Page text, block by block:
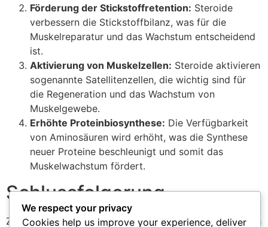
Förderung der Stickstoffretention: Steroide
verbessern die Stickstoffbilanz, was für die
Muskelreparatur und das Wachstum entscheidend
ist.
Aktivierung von Muskelzellen: Steroide aktivieren
sogenannte Satellitenzellen, die wichtig sind für
die Regeneration und das Wachstum von
Muskelgewebe.
Erhöhte Proteinbiosynthese: Die Verfügbarkeit
von Aminosäuren wird erhöht, was die Synthese
neuer Proteine beschleunigt und somit das
Muskelwachstum fördert.
Schlussfolgerung
Zusammenfassend lässt sich sagen, dass Steroide durch
We respect your privacy
Cookies help us improve your experience, deliver